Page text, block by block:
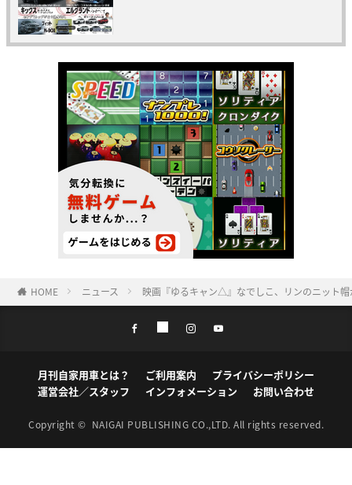
HOME ニュース 映画『ゆるキャン△』なでしこ、リンのニット
月刊自家用車とは？ ご利用案内
プライバシーポリシー
運営会社／スタッフ
インフォメーション お問い合わせ
Copyright © NAIGAI PUBLISHING CO.,LTD. All rights reserved.